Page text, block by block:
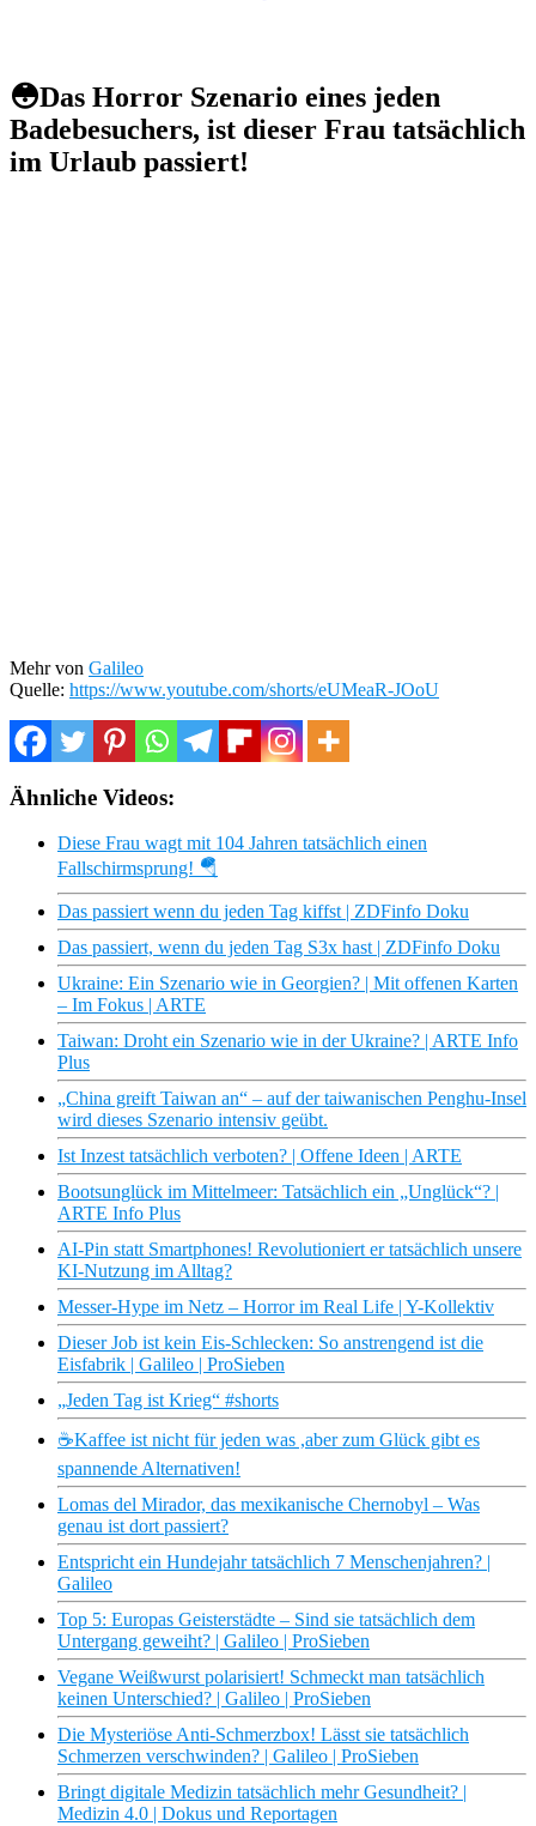
😳Das Horror Szenario eines jeden
Badebesuchers, ist dieser Frau tatsächlich
im Urlaub passiert!
Mehr von Galileo
Quelle: https://www.youtube.com/shorts/eUMeaR-JOoU
Ähnliche Videos:
Diese Frau wagt mit 104 Jahren tatsächlich einen
Fallschirmsprung! 🪂
Das passiert wenn du jeden Tag kiffst | ZDFinfo Doku
Das passiert, wenn du jeden Tag S3x hast | ZDFinfo Doku
Ukraine: Ein Szenario wie in Georgien? | Mit offenen Karten
– Im Fokus | ARTE
Taiwan: Droht ein Szenario wie in der Ukraine? | ARTE Info
Plus
„China greift Taiwan an“ – auf der taiwanischen Penghu-Insel
wird dieses Szenario intensiv geübt.
Ist Inzest tatsächlich verboten? | Offene Ideen | ARTE
Bootsunglück im Mittelmeer: Tatsächlich ein „Unglück“? |
ARTE Info Plus
AI-Pin statt Smartphones! Revolutioniert er tatsächlich unsere
KI-Nutzung im Alltag?
Messer-Hype im Netz – Horror im Real Life | Y-Kollektiv
Dieser Job ist kein Eis-Schlecken: So anstrengend ist die
Eisfabrik | Galileo | ProSieben
„Jeden Tag ist Krieg“ #shorts
️☕Kaffee ist nicht für jeden was ,aber zum Glück gibt es
spannende Alternativen!
Lomas del Mirador, das mexikanische Chernobyl – Was
genau ist dort passiert?
Entspricht ein Hundejahr tatsächlich 7 Menschenjahren? |
Galileo
Top 5: Europas Geisterstädte – Sind sie tatsächlich dem
Untergang geweiht? | Galileo | ProSieben
Vegane Weißwurst polarisiert! Schmeckt man tatsächlich
keinen Unterschied? | Galileo | ProSieben
Die Mysteriöse Anti-Schmerzbox! Lässt sie tatsächlich
Schmerzen verschwinden? | Galileo | ProSieben
Bringt digitale Medizin tatsächlich mehr Gesundheit? |
Medizin 4.0 | Dokus und Reportagen